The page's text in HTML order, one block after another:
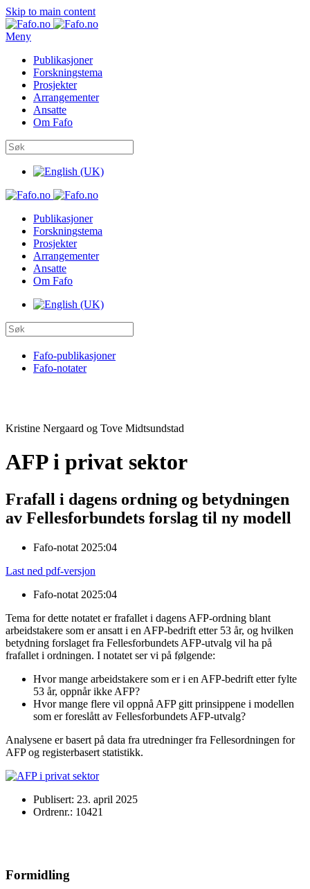
Skip to main content
Meny
Publikasjoner
Forskningstema
Prosjekter
Arrangementer
Ansatte
Om Fafo
Publikasjoner
Forskningstema
Prosjekter
Arrangementer
Ansatte
Om Fafo
Fafo-publikasjoner
Fafo-notater
Kristine Nergaard og Tove Midtsundstad
AFP i privat sektor
Frafall i dagens ordning og betydningen
av Fellesforbundets forslag til ny modell
Fafo-notat 2025:04
Last ned pdf-versjon
Fafo-notat 2025:04
Tema for dette notatet er frafallet i dagens AFP-ordning blant
arbeidstakere som er ansatt i en AFP-bedrift etter 53 år, og hvilken
betydning forslaget fra Fellesforbundets AFP-utvalg vil ha på
frafallet i ordningen. I notatet ser vi på følgende:
Hvor mange arbeidstakere som er i en AFP-bedrift etter fylte
53 år, oppnår ikke AFP?
Hvor mange flere vil oppnå AFP gitt prinsippene i modellen
som er foreslått av Fellesforbundets AFP-utvalg?
Analysene er basert på data fra utredninger fra Fellesordningen for
AFP og registerbasert statistikk.
Publisert: 23. april 2025
Ordrenr.: 10421
Formidling